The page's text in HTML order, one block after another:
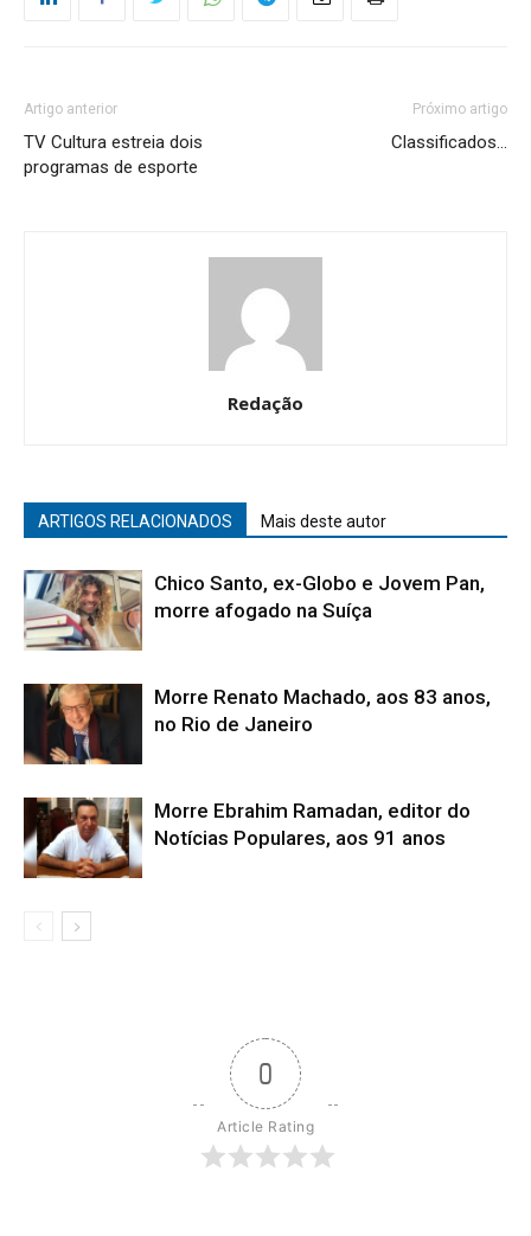
Artigo anterior
TV Cultura estreia dois
programas de esporte
Próximo artigo
Classificados…
Redação
ARTIGOS RELACIONADOS Mais deste autor
Chico Santo, ex-Globo e Jovem Pan,
morre afogado na Suíça
Morre Renato Machado, aos 83 anos,
no Rio de Janeiro
Morre Ebrahim Ramadan, editor do
Notícias Populares, aos 91 anos
0
Article Rating